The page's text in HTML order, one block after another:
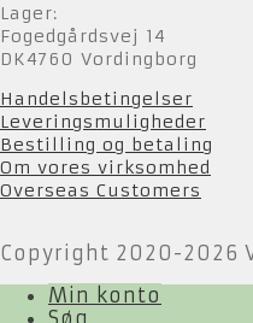
Lager:
Fogedgårdsvej 14
DK4760 Vordingborg
Handelsbetingelser
Leveringsmuligheder
Bestilling og betaling
Om vores virksomhed
Overseas Customers
Copyright 2020-2026
Min konto
Søg